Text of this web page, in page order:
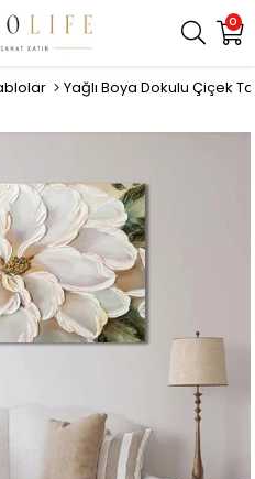
0
Yağlı Boya Dokulu Çiçek